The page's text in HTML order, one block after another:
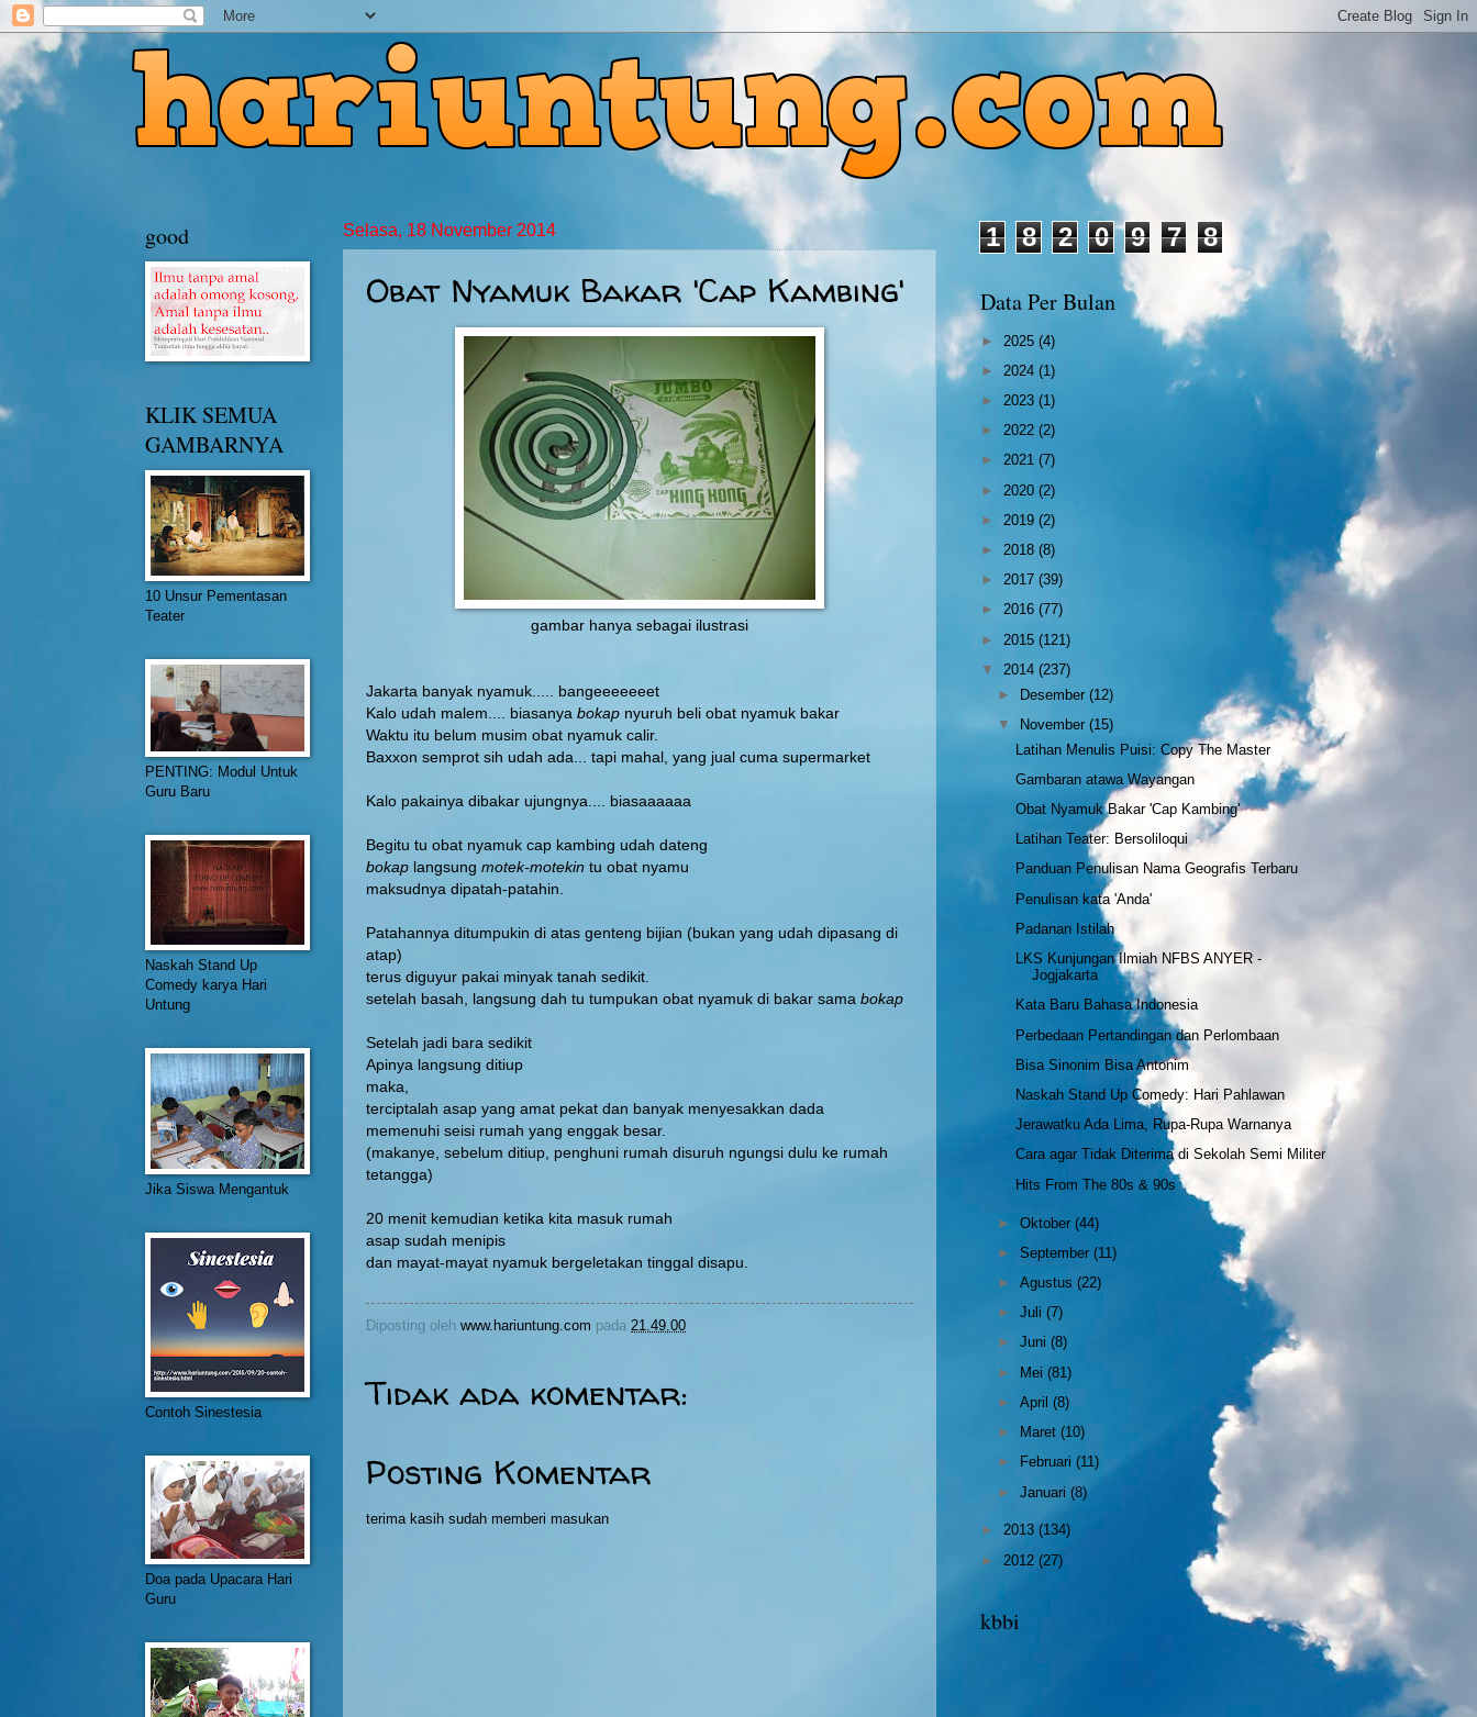
Selasa, 18 November 2014
Obat Nyamuk Bakar 'Cap Kambing'
gambar hanya sebagai ilustrasi
Jakarta banyak nyamuk..... bangeeeeeeet
Kalo udah malem.... biasanya bokap nyuruh beli obat nyamuk bakar
Waktu itu belum musim obat nyamuk calir.
Baxxon semprot sih udah ada... tapi mahal, yang jual cuma supermarket
Kalo pakainya dibakar ujungnya.... biasaaaaaa
Begitu tu obat nyamuk cap kambing udah dateng
bokap langsung motek-motekin tu obat nyamu
maksudnya dipatah-patahin.
Patahannya ditumpukin di atas genteng bijian (bukan yang udah dipasang di
atap)
terus diguyur pakai minyak tanah sedikit.
setelah basah, langsung dah tu tumpukan obat nyamuk di bakar sama bokap
Setelah jadi bara sedikit
Apinya langsung ditiup
maka,
terciptalah asap yang amat pekat dan banyak menyesakkan dada
memenuhi seisi rumah yang enggak besar.
(makanye, sebelum ditiup, penghuni rumah disuruh ngungsi dulu ke rumah
tetangga)
20 menit kemudian ketika kita masuk rumah
asap sudah menipis
dan mayat-mayat nyamuk bergeletakan tinggal disapu.
Diposting oleh www.hariuntung.com pada 21.49.00
Tidak ada komentar:
Posting Komentar
terima kasih sudah memberi masukan
good
KLIK SEMUA
GAMBARNYA
10 Unsur Pementasan
Teater
PENTING: Modul Untuk
Guru Baru
Naskah Stand Up
Comedy karya Hari
Untung
Jika Siswa Mengantuk
Contoh Sinestesia
Doa pada Upacara Hari
Guru
1 8 2 0 9 7 8
Data Per Bulan
► 2025 (4)
► 2024 (1)
► 2023 (1)
► 2022 (2)
► 2021 (7)
► 2020 (2)
► 2019 (2)
► 2018 (8)
► 2017 (39)
► 2016 (77)
► 2015 (121)
▼ 2014 (237)
► Desember(12)
▼
November(15)
Latihan Menulis Puisi: Copy The Master
Gambaran atawa Wayangan
Obat Nyamuk Bakar 'Cap Kambing'
Latihan Teater: Bersoliloqui
Panduan Penulisan Nama Geografis Terbaru
Penulisan kata 'Anda'
Padanan Istilah
LKS Kunjungan Ilmiah NFBS ANYER -
Jogjakarta
Kata Baru Bahasa Indonesia
Perbedaan Pertandingan dan Perlombaan
Bisa Sinonim Bisa Antonim
Naskah Stand Up Comedy: Hari Pahlawan
Jerawatku Ada Lima, Rupa-Rupa Warnanya
Cara agar Tidak Diterima di Sekolah Semi Militer
Hits From The 80s & 90s
►Oktober(44)
►September(11)
►Agustus(22)
►Juli(7)
►Juni(8)
► Mei(81)
►April(8)
►
Maret(10)
►
Februari(11)
►Januari(8)
► 2013 (134)
► 2012 (27)
kbbi